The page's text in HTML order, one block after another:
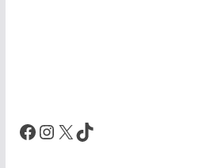
Facebook InstagramX TikTok